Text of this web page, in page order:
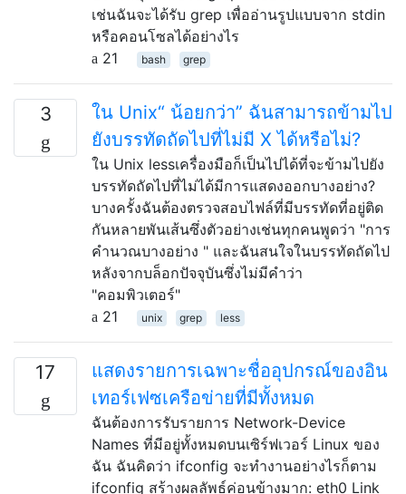
เช่นฉันจะได้รับ grep เพื่ออ่านรูปแบบจาก stdin
หรือคอนโซลได้อย่างไร
21
bash grep
3
ใน Unix“ น้อยกว่า” ฉันสามารถข้ามไป
ยังบรรทัดถัดไปที่ไม่มี X ได้หรือไม่?
ใน Unix lessเครื่องมือก็เป็นไปได้ที่จะข้ามไปยัง
บรรทัดถัดไปที่ไม่ได้มีการแสดงออกบางอย่าง?
บางครั้งฉันต้องตรวจสอบไฟล์ที่มีบรรทัดที่อยู่ติด
กันหลายพันเส้นซึ่งตัวอย่างเช่นทุกคนพูดว่า "การ
คำนวณบางอย่าง " และฉันสนใจในบรรทัดถัดไป
หลังจากบล็อกปัจจุบันซึ่งไม่มีคำว่า
"คอมพิวเตอร์"
21
unix grep less
17
แสดงรายการเฉพาะชื่ออุปกรณ์ของอิน
เทอร์เฟซเครือข่ายที่มีทั้งหมด
ฉันต้องการรับรายการ Network-Device
Names ที่มีอยู่ทั้งหมดบนเซิร์ฟเวอร์ Linux ของ
ฉัน ฉันคิดว่า ifconfig จะทำงานอย่างไรก็ตาม
ifconfig สร้างผลลัพธ์ค่อนข้างมาก: eth0 Link